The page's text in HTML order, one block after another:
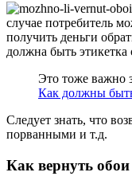
случае потребитель
получить деньги
должна быть
Это тоже важно
Как должны
Следует знать, что
порванными и т.д.
Как вернуть